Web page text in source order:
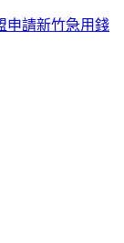
申請新竹急用錢